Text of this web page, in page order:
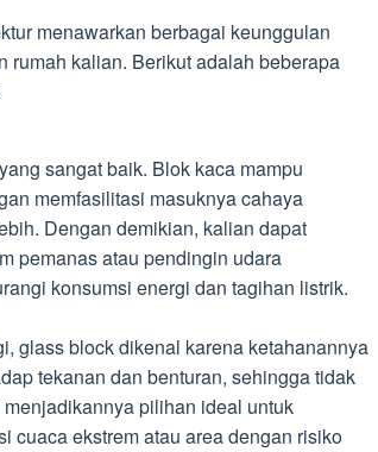
menawarkan berbagai keunggulan
rumah kalian. Berikut adalah beberapa
sangat baik. Blok kaca mampu
memfasilitasi masuknya cahaya
Dengan demikian, kalian dapat
pemanas atau pendingin udara
konsumsi energi dan tagihan listrik.
glass block dikenal karena ketahanannya
tekanan dan benturan, sehingga tidak
pilihan ideal untuk
cuaca ekstrem atau area dengan risiko